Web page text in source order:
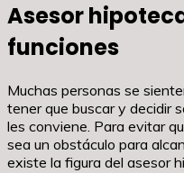
Asesor
funciones
Muchas personas se
tener que buscar y decidir
les conviene. Para evitar
sea un obstáculo para
existe la figura del asesor